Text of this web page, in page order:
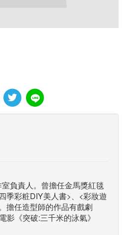
負責人。曾擔任金馬獎紅毯
季彩粧DIY美人書>、<彩妝遊
擔任造型師的作品有戲劇
影《突破:三千米的泳氣》